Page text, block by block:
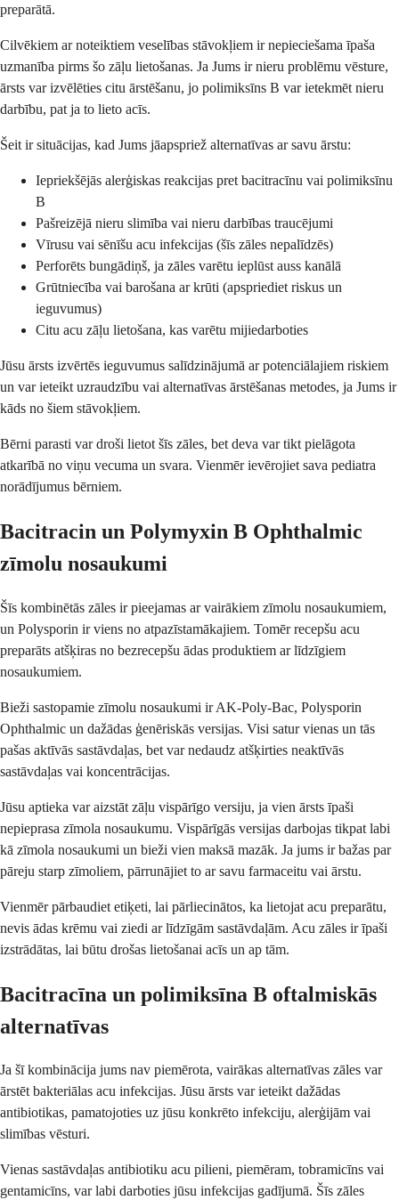
preparātā.
Cilvēkiem ar noteiktiem veselības stāvokļiem ir nepieciešama īpaša
uzmanība pirms šo zāļu lietošanas. Ja Jums ir nieru problēmu vēsture,
ārsts var izvēlēties citu ārstēšanu, jo polimiksīns B var ietekmēt nieru
darbību, pat ja to lieto acīs.
Šeit ir situācijas, kad Jums jāapspriež alternatīvas ar savu ārstu:
Iepriekšējās alerģiskas reakcijas pret bacitracīnu vai polimiksīnu
B
Pašreizējā nieru slimība vai nieru darbības traucējumi
Vīrusu vai sēnīšu acu infekcijas (šīs zāles nepalīdzēs)
Perforēts bungādiņš, ja zāles varētu ieplūst auss kanālā
Grūtniecība vai barošana ar krūti (apspriediet riskus un
ieguvumus)
Citu acu zāļu lietošana, kas varētu mijiedarboties
Jūsu ārsts izvērtēs ieguvumus salīdzinājumā ar potenciālajiem riskiem
un var ieteikt uzraudzību vai alternatīvas ārstēšanas metodes, ja Jums ir
kāds no šiem stāvokļiem.
Bērni parasti var droši lietot šīs zāles, bet deva var tikt pielāgota
atkarībā no viņu vecuma un svara. Vienmēr ievērojiet sava pediatra
norādījumus bērniem.
Bacitracin un Polymyxin B Ophthalmic
zīmolu nosaukumi
Šīs kombinētās zāles ir pieejamas ar vairākiem zīmolu nosaukumiem,
un Polysporin ir viens no atpazīstamākajiem. Tomēr recepšu acu
preparāts atšķiras no bezrecepšu ādas produktiem ar līdzīgiem
nosaukumiem.
Bieži sastopamie zīmolu nosaukumi ir AK-Poly-Bac, Polysporin
Ophthalmic un dažādas ģenēriskās versijas. Visi satur vienas un tās
pašas aktīvās sastāvdaļas, bet var nedaudz atšķirties neaktīvās
sastāvdaļas vai koncentrācijas.
Jūsu aptieka var aizstāt zāļu vispārīgo versiju, ja vien ārsts īpaši
nepieprasa zīmola nosaukumu. Vispārīgās versijas darbojas tikpat labi
kā zīmola nosaukumi un bieži vien maksā mazāk. Ja jums ir bažas par
pāreju starp zīmoliem, pārrunājiet to ar savu farmaceitu vai ārstu.
Vienmēr pārbaudiet etiķeti, lai pārliecinātos, ka lietojat acu preparātu,
nevis ādas krēmu vai ziedi ar līdzīgām sastāvdaļām. Acu zāles ir īpaši
izstrādātas, lai būtu drošas lietošanai acīs un ap tām.
Bacitracīna un polimiksīna B oftalmiskās
alternatīvas
Ja šī kombinācija jums nav piemērota, vairākas alternatīvas zāles var
ārstēt bakteriālas acu infekcijas. Jūsu ārsts var ieteikt dažādas
antibiotikas, pamatojoties uz jūsu konkrēto infekciju, alerģijām vai
slimības vēsturi.
Vienas sastāvdaļas antibiotiku acu pilieni, piemēram, tobramicīns vai
gentamicīns, var labi darboties jūsu infekcijas gadījumā. Šīs zāles